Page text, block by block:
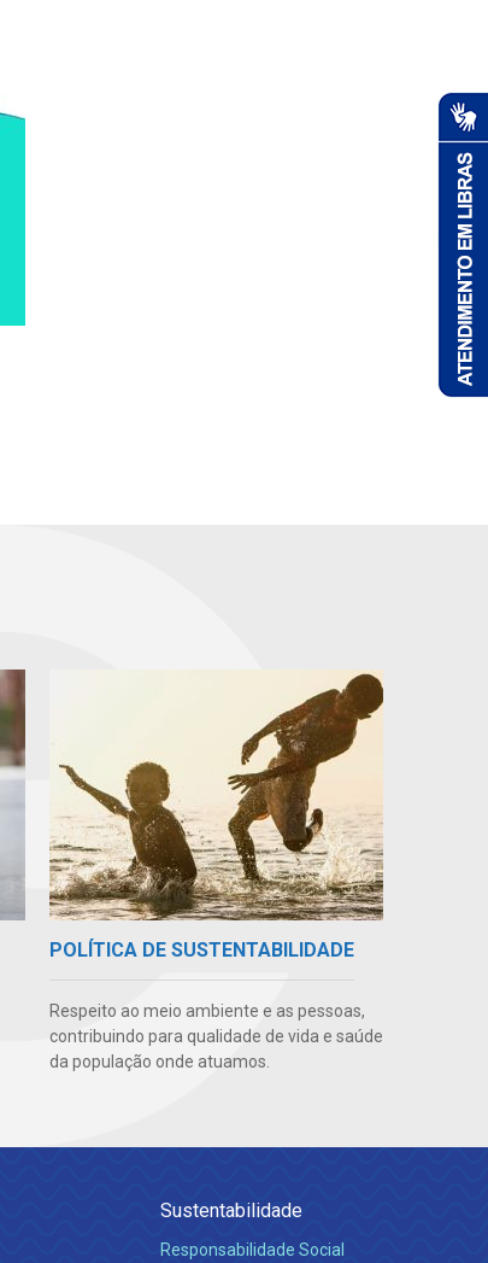
POLÍTICA DE SUSTENTABILIDADE
Respeito ao meio ambiente e as pessoas,
contribuindo para qualidade de vida e saúde
da população onde atuamos.
Sustentabilidade
Responsabilidade Social